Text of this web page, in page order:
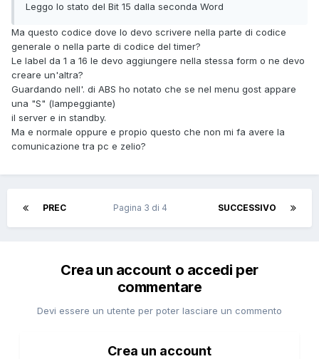
Leggo lo stato del Bit 15 dalla seconda Word
Ma questo codice dove lo devo scrivere nella parte di codice
generale o nella parte di codice del timer?
Le label da 1 a 16 le devo aggiungere nella stessa form o ne devo
creare un'altra?
Guardando nell'. di ABS ho notato che se nel menu gost appare
una "S" (lampeggiante)
il server e in standby.
Ma e normale oppure e propio questo che non mi fa avere la
comunicazione tra pc e zelio?
PREC SUCCESSIVO
Pagina 3 di 4
Crea un account o accedi per
commentare
Devi essere un utente per poter lasciare un commento
Crea un account